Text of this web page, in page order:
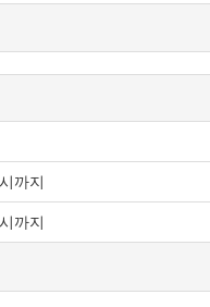
호·전자우편주소, 사업자등록
내용은 이용자가 연결화면을
할 수 있도록 별도의 연결화
법」, 「전자서명법」, 「정보
까지
까지